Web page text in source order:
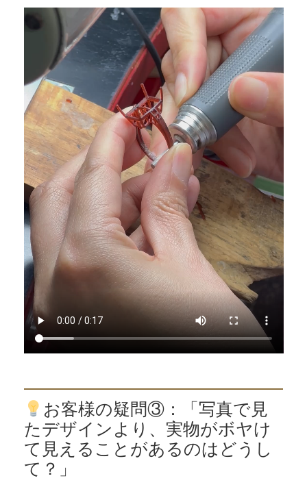
お客様の疑問③：「写真で見
たデザインより、実物がボヤけ
て見えることがあるのはどうし
て？」